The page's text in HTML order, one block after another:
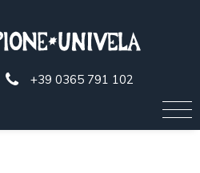
+39 0365 791 102